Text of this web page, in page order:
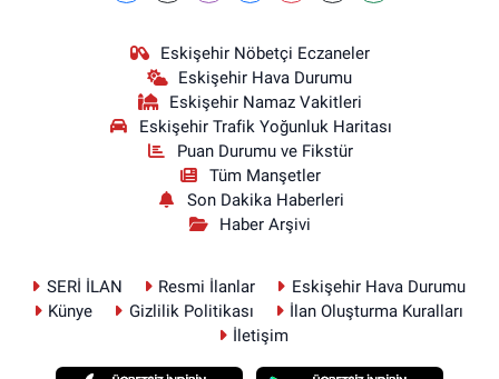
Eskişehir Nöbetçi Eczaneler
Eskişehir Hava Durumu
Eskişehir Namaz Vakitleri
Eskişehir Trafik Yoğunluk Haritası
Puan Durumu ve Fikstür
Tüm Manşetler
Son Dakika Haberleri
Haber Arşivi
SERİ İLAN Resmi İlanlar
Eskişehir Hava Durumu
Künye
Gizlilik Politikası
İlan Oluşturma Kuralları
İletişim